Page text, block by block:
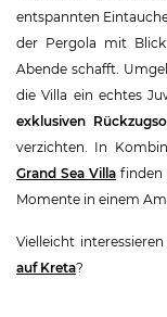
entspannten
der Pergola mit
Abende schafft.
die Villa ein echtes
exklusiven
verzichten. In
Grand Sea Villa finden
Momente in einem
Vielleicht
auf Kreta?